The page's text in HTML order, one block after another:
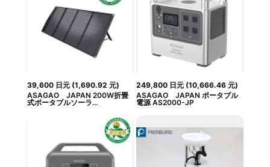
39,600 日元(1,690.92 元)
ASAGAO JAPAN 200W折畳
式ポータブルソーラ...
249,800 日元 (10,666.46 元)
ASAGAO JAPAN ポータブル
電源 AS2000-JP